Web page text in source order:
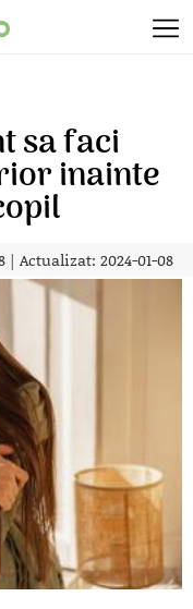
sa faci
inainte
| Actualizat: 2024-01-08